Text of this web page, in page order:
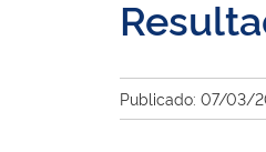
Publicado: 07/03/